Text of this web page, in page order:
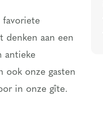
favoriete
denken aan een
antieke
ook onze gasten
in onze gîte.